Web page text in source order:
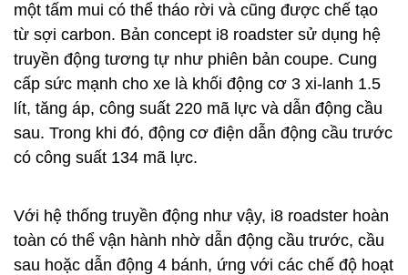
một tấm mui có thể tháo rời và cũng được chế tạo
từ sợi carbon. Bản concept i8 roadster sử dụng hệ
truyền động tương tự như phiên bản coupe. Cung
cấp sức mạnh cho xe là khối động cơ 3 xi-lanh 1.5
lít, tăng áp, công suất 220 mã lực và dẫn động cầu
sau. Trong khi đó, động cơ điện dẫn động cầu trước
có công suất 134 mã lực.
Với hệ thống truyền động như vậy, i8 roadster hoàn
toàn có thể vận hành nhờ dẫn động cầu trước, cầu
sau hoặc dẫn động 4 bánh, ứng với các chế độ hoạt